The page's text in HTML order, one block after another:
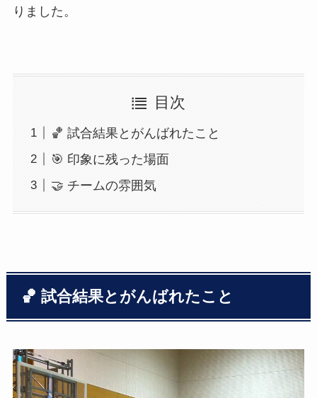
りました。
目次
🏀 試合結果とがんばれたこと
🎯 印象に残った場面
🤝 チームの雰囲気
🏀 試合結果とがんばれたこと